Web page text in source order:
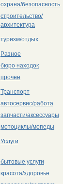
охрана/безопасность
строительство/
архитектура
туризм/отдых
Разное
бюро находок
прочее
Транспорт
автосервис/работа
запчасти/аксессуары
мотоциклы/мопеды
Услуги
бытовые услуги
красота/здоровье